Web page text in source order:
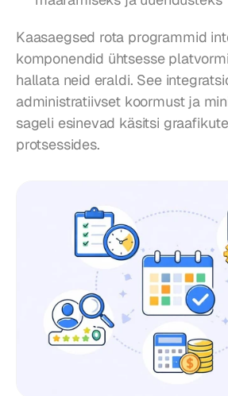
Kaasaegsed rota programmid
komponendid ühtsesse
hallata neid eraldi. See
administratiivset koormust ja
sageli esinevad käsitsi
protsessides.